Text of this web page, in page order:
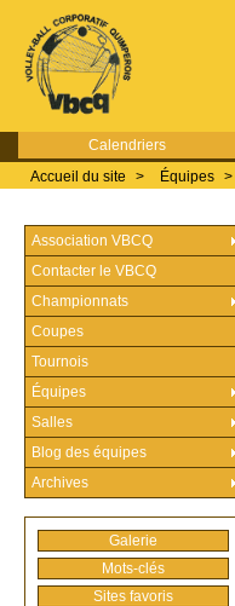
Calendriers
Accueil du site
> Équipes >
Association VBCQ
Contacter le VBCQ
Championnats
Coupes
Tournois
Équipes
Salles
Blog des équipes
Archives
Galerie
Mots-clés
Sites favoris